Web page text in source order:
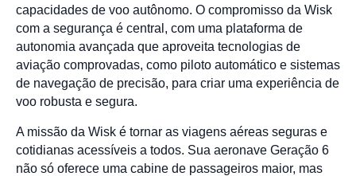
capacidades de voo autônomo. O compromisso da Wisk
com a segurança é central, com uma plataforma de
autonomia avançada que aproveita tecnologias de
aviação comprovadas, como piloto automático e sistemas
de navegação de precisão, para criar uma experiência de
voo robusta e segura.
A missão da Wisk é tornar as viagens aéreas seguras e
cotidianas acessíveis a todos. Sua aeronave Geração 6
não só oferece uma cabine de passageiros maior, mas